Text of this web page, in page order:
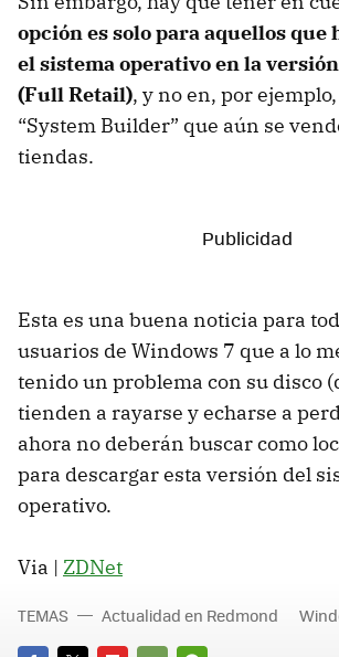
opción es solo para aquellos que
el sistema operativo en la
(Full Retail), y no en, por
“System Builder” que aún se
tiendas.
Esta es una buena noticia para
usuarios de Windows 7 que a lo
tenido un problema con su disco
tienden a rayarse y echarse a
ahora no deberán buscar como
para descargar esta versión del
operativo.
Via | ZDNet
TEMAS Actualidad en Redmond